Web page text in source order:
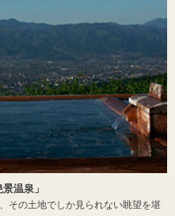
温泉」
その土地でしか見られない眺望を堪